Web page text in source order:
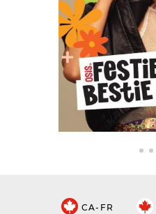
CA-FR